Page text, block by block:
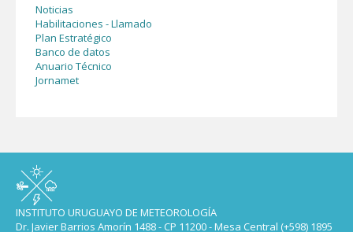
Noticias
Habilitaciones - Llamado
Plan Estratégico
Banco de datos
Anuario Técnico
Jornamet
INSTITUTO URUGUAYO DE METEOROLOGÍA
Dr. Javier Barrios Amorín 1488 - CP 11200 - Mesa Central (+598) 1895